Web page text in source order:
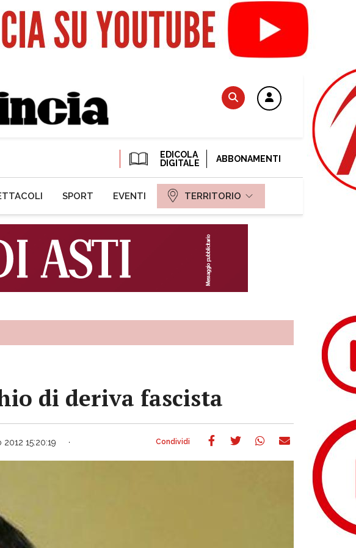
EDICOLA
DIGITALE
ABBONAMENTI
SPORT EVENTI TERRITORIO
di deriva fascista
15:20:19